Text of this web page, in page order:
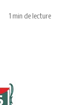
1 min de lecture